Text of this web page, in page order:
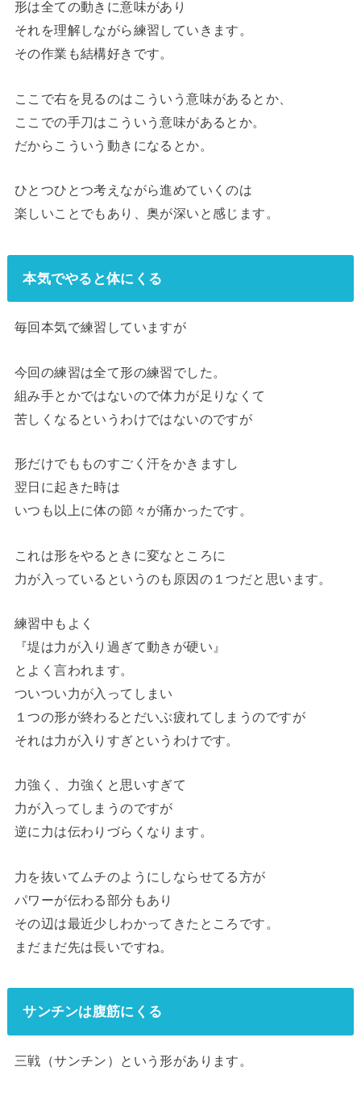
形は全ての動きに意味があり
それを理解しながら練習していきます。
その作業も結構好きです。
ここで右を見るのはこういう意味があるとか、
ここでの手刀はこういう意味があるとか。
だからこういう動きになるとか。
ひとつひとつ考えながら進めていくのは
楽しいことでもあり、奥が深いと感じます。
本気でやると体にくる
毎回本気で練習していますが
今回の練習は全て形の練習でした。
組み手とかではないので体力が足りなくて
苦しくなるというわけではないのですが
形だけでもものすごく汗をかきますし
翌日に起きた時は
いつも以上に体の節々が痛かったです。
これは形をやるときに変なところに
力が入っているというのも原因の１つだと思います。
練習中もよく
『堤は力が入り過ぎて動きが硬い』
とよく言われます。
ついつい力が入ってしまい
１つの形が終わるとだいぶ疲れてしまうのですが
それは力が入りすぎというわけです。
力強く、力強くと思いすぎて
力が入ってしまうのですが
逆に力は伝わりづらくなります。
力を抜いてムチのようにしならせてる方が
パワーが伝わる部分もあり
その辺は最近少しわかってきたところです。
まだまだ先は長いですね。
サンチンは腹筋にくる
三戦（サンチン）という形があります。